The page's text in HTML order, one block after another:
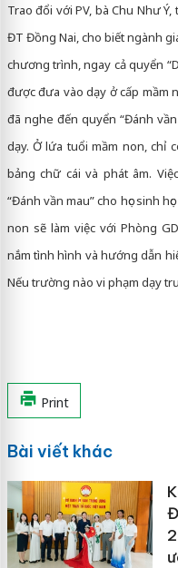
Trao đổi với PV, bà Chu Như
ĐT Đồng Nai, cho biết ngành
chương trình, ngay cả quyển
được đưa vào dạy ở cấp mầm
đã nghe đến quyển “Đánh
dạy. Ở lứa tuổi mầm non, chỉ
bảng chữ cái và phát âm.
“Đánh vần mau” cho học sinh
non sẽ làm việc với Phòng
nắm tình hình và hướng dẫn
Nếu trường nào vi phạm dạy
Print
Bài viết khác